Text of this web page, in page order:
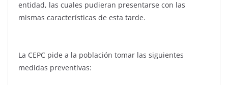
entidad, las cuales pudieran presentarse con las
mismas características de esta tarde.
La CEPC pide a la población tomar las siguientes
medidas preventivas: